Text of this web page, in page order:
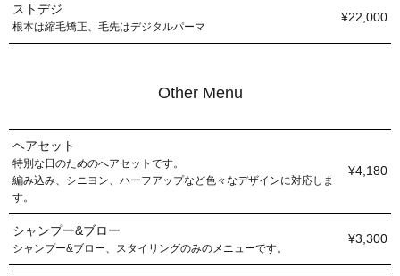
ストデジ
根本は縮毛矯正、毛先はデジタルパーマ
¥22,000
Other Menu
ヘアセット
特別な日のためのへアセットです。
編み込み、シニヨン、ハーフアップなど色々なデザインに対応しま
す。
¥4,180
シャンプー&ブロー
シャンプー&ブロー、スタイリングのみのメニューです。
¥3,300